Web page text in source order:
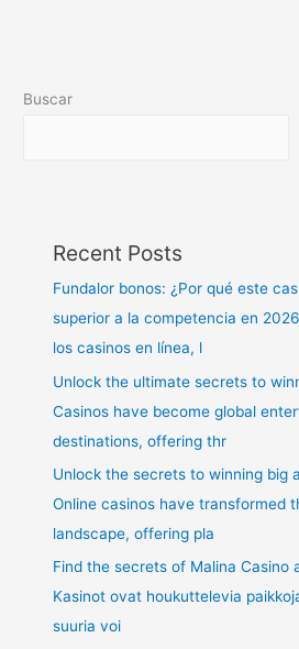
Buscar
Recent Posts
Fundalor bonos: ¿Por qué este
superior a la competencia en
los casinos en línea, l
Unlock the ultimate secrets to
Casinos have become global
destinations, offering thr
Unlock the secrets to winning big
Online casinos have transformed
landscape, offering pla
Find the secrets of Malina Casino
Kasinot ovat houkuttelevia
suuria voi